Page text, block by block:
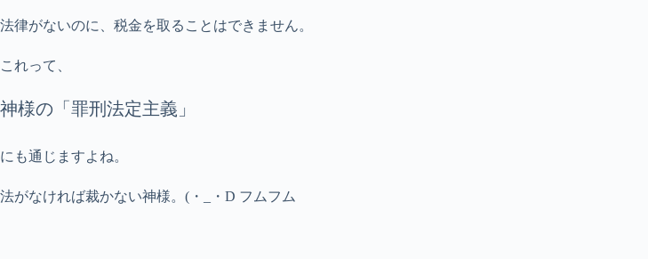
法律がないのに、税金を取ることはできません。
これって、
神様の「罪刑法定主義」
にも通じますよね。
法がなければ裁かない神様。(・_・D フムフム